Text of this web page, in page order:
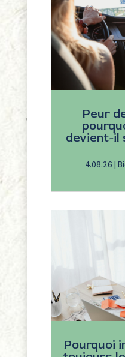
Peur
devient-il
4.08.26 |
Pourquoi